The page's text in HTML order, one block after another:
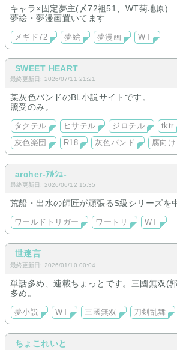
キャラ×固定夢主(〆72祖51、WT菊地原)
夢絵・夢漫画置いてます
メギド72 夢絵 夢漫画 WT
SWEET HEART
最終更新日: 2026/07/11 21:21
某灰色バンドのBL小説サイトです。
照受のみ。
タクテル ヒサテル ジロテル tktr
灰色楽団
R18 灰色バンド 腐向け
archer-ｱﾙｼｪ-
最終更新日: 2026/06/12 15:35
荒船・出水の師匠が頑張るS級シリーズを
ワールドトリガー ワートリ WT
世迷言
最終更新日: 2026/01/10 00:04
単話多め、連載ちょっとです。三國無双(
多め。
夢小説 WT 三國無双 刀剣乱舞
ちょこれいと